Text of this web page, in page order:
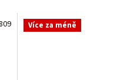
Více za méně